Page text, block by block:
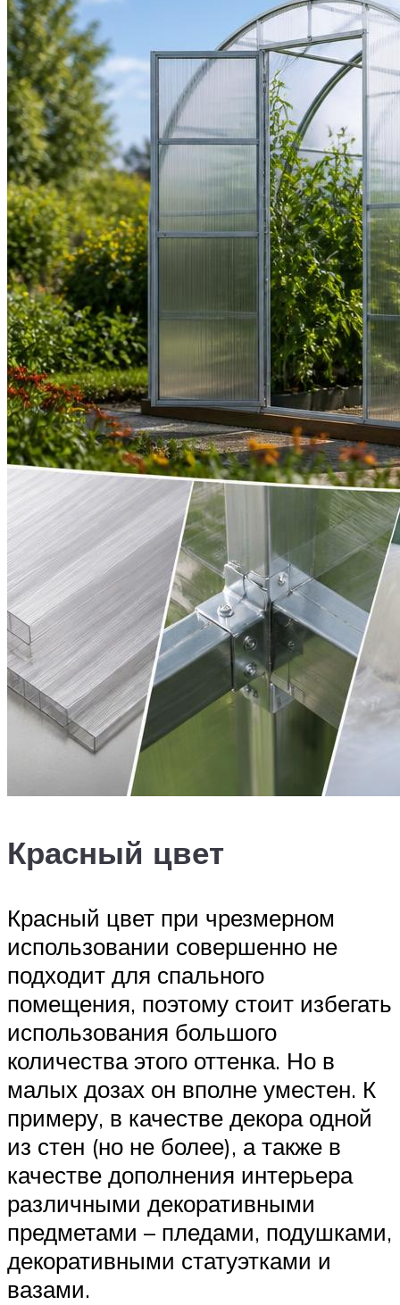
Красный цвет
Красный цвет при чрезмерном
использовании совершенно не
подходит для спального
помещения, поэтому стоит избегать
использования большого
количества этого оттенка. Но в
малых дозах он вполне уместен. К
примеру, в качестве декора одной
из стен (но не более), а также в
качестве дополнения интерьера
различными декоративными
предметами – пледами, подушками,
декоративными статуэтками и
вазами.